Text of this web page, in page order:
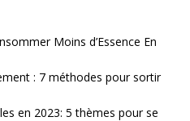
Moins d’Essence En
: 7 méthodes pour sortir
en 2023: 5 thèmes pour se